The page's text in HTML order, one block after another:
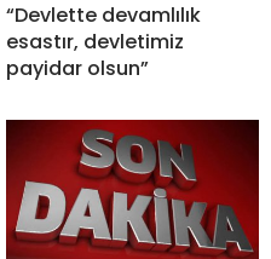
“Devlette devamlılık
esastır, devletimiz
payidar olsun”